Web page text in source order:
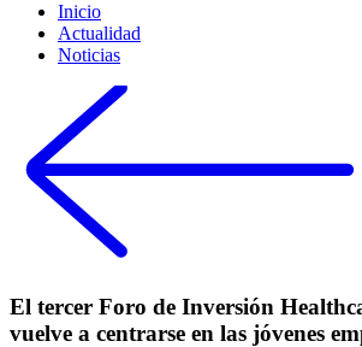
Inicio
Actualidad
Noticias
El tercer Foro de Inversión
vuelve a centrarse en las jóvenes